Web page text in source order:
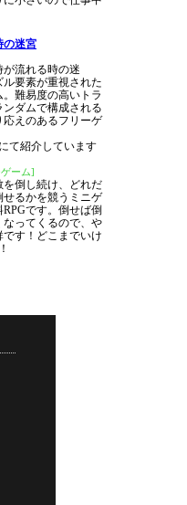
迷宮
が流れる時の迷
要素が重視された
難易度の高いトラ
ンダムで構成される
応えのあるフリーゲ
にて紹介しています
ーム]
を倒し続け、どれだ
せるかを競うミニゲ
です。倒せば倒
なってくるので、や
です！どこまでいけ